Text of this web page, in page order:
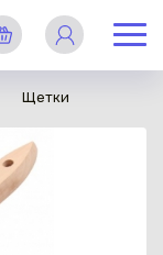
Щетки